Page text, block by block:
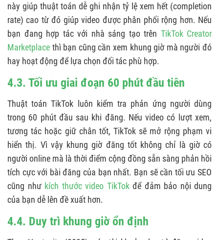
này giúp thuật toán dễ ghi nhận tỷ lệ xem hết (completion
rate) cao từ đó giúp video được phân phối rộng hơn. Nếu
bạn đang hợp tác với nhà sáng tạo trên TikTok Creator
Marketplace thì bạn cũng cần xem khung giờ mà người đó
hay hoạt động để lựa chọn đối tác phù hợp.
4.3. Tối ưu giai đoạn 60 phút đầu tiên
Thuật toán TikTok luôn kiểm tra phản ứng người dùng
trong 60 phút đầu sau khi đăng. Nếu video có lượt xem,
tương tác hoặc giữ chân tốt, TikTok sẽ mở rộng phạm vi
hiển thị. Vì vậy khung giờ đăng tốt không chỉ là giờ có
người online mà là thời điểm cộng đồng sẵn sàng phản hồi
tích cực với bài đăng của bạn nhất. Bạn sẽ cần tối ưu SEO
cũng như kích thước video TikTokđể đảm bảo nội dung
của bạn dễ lên đề xuất hơn.
4.4. Duy trì khung giờ ổn định